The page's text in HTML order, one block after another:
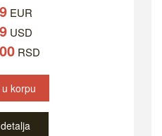
EUR
USD
RSD
korpu